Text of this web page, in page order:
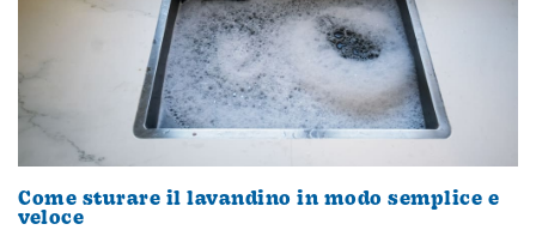
Come sturare il lavandino in modo semplice e
veloce